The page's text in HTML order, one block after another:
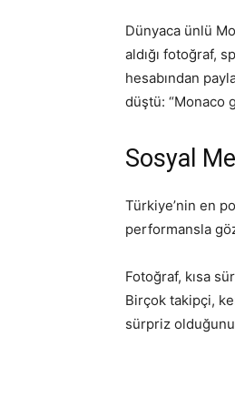
Dünyaca ünlü
aldığı fotoğraf,
hesabından
düştü: “Monaco
Sosyal
Türkiye’nin en
performansla
Fotoğraf, kısa
Birçok takipçi,
sürpriz